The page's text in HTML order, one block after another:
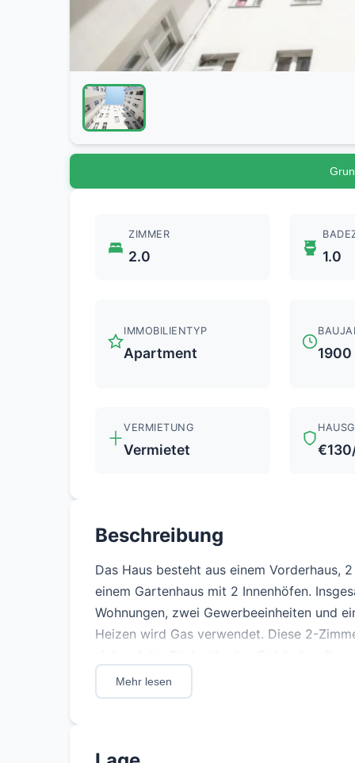
ZIMMER
2.0 1.0
IMMOBILIENTYP
Apartment 1900
VERMIETUNG
Vermietet
Beschreibung
Das Haus besteht aus einem Vorderhaus,
einem Gartenhaus mit 2 Innenhöfen.
Wohnungen, zwei Gewerbeeinheiten und
Heizen wird Gas verwendet. Diese 2-
Aufteilung in bester Lage in Moabit nahe
Immobilie zu einemidealen Investment mit
Mehr lesen